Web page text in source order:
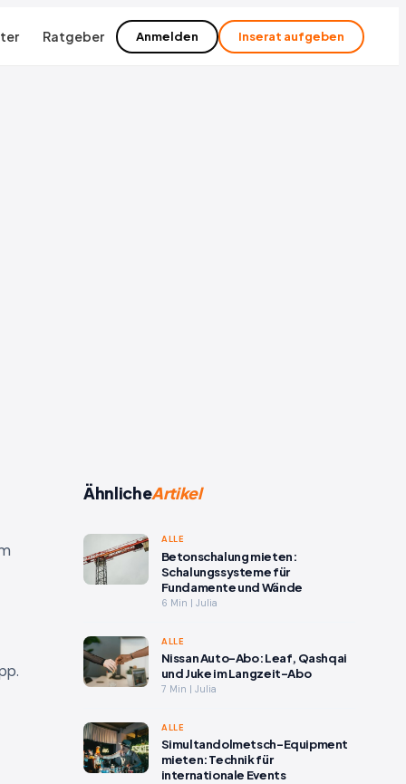
Ratgeber Anmelden Inserat aufgeben
ÄhnlicheArtikel
ALLE
Betonschalung mieten:
Schalungssysteme für
Fundamente und Wände
6 Min | Julia
ALLE
Nissan Auto-Abo: Leaf, Qashqai
und Juke im Langzeit-Abo
7 Min | Julia
ALLE
Simultandolmetsch-Equipment
mieten: Technik für
internationale Events